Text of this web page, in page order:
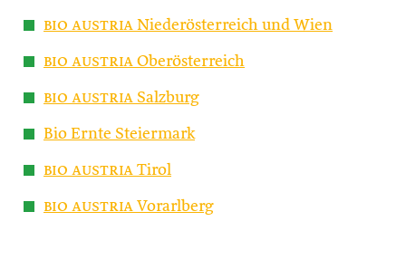
bio austria Niederösterreich und Wien
bio austria Oberösterreich
bio austria Salzburg
Bio Ernte Steiermark
bio austria Tirol
bio austria Vorarlberg